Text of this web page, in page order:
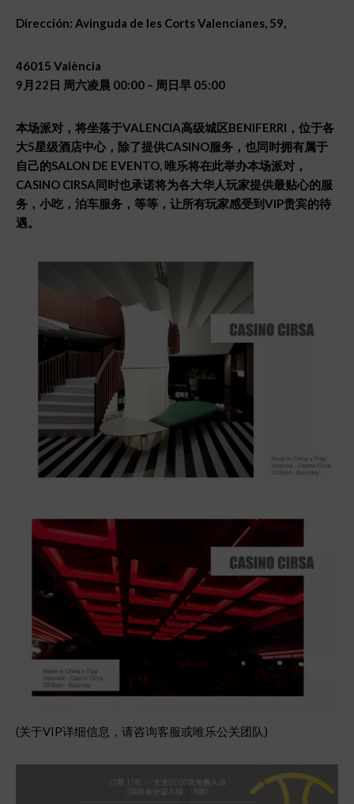
Dirección: Avinguda de les Corts Valencianes, 59,
46015 València
9 月 22日 周六凌晨 00:00 – 周日早 05:00
本场派对，将坐落于VALENCIA高级城区BENIFERRI ，位于各
大5星级酒店中心，除了提供CASINO服务，也同时拥有属于
自己的SALON DE EVENTO,唯乐将在此举办本场派对，
CASINO CIRSA同时也承诺将为各大华人玩家提供最贴心的服
务，小吃，泊车服务，等等，让所有玩家感受到VIP贵宾的待
遇。
(关于VIP详细信息，请咨询客服或唯乐公关团队)